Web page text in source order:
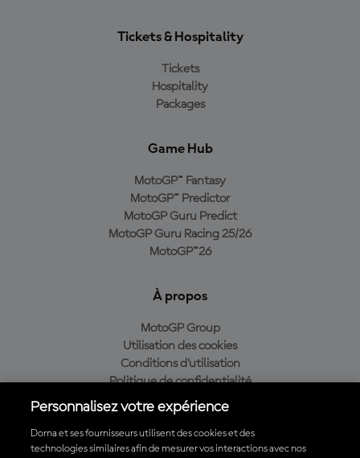
Tickets & Hospitality
Tickets
Hospitality
Packages
Game Hub
MotoGP™ Fantasy
MotoGP™ Predictor
MotoGP Guru Predict
MotoGP Guru Racing 25/26
MotoGP™26
À propos
MotoGP Group
Utilisation des cookies
Conditions d'utilisation
Politique de confidentialité
Politique d’achat
Personnalisez votre expérience
Dorna et ses fournisseurs utilisent des cookies et des
technologies similaires afin de mesurer vos interactions avec nos